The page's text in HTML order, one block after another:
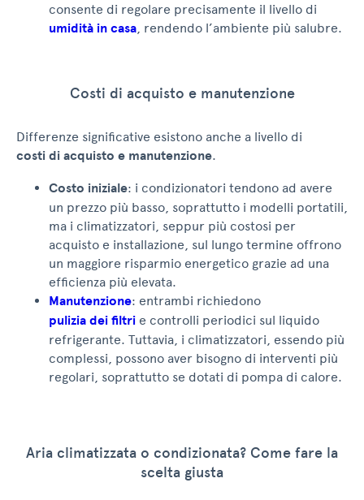
consente di regolare precisamente il livello di
umidità in casa, rendendo l’ambiente più salubre.
Costi di acquisto e manutenzione
Differenze significative esistono anche a livello di
costi di acquisto e manutenzione.
Costo iniziale: i condizionatori tendono ad avere
un prezzo più basso, soprattutto i modelli portatili,
ma i climatizzatori, seppur più costosi per
acquisto e installazione, sul lungo termine offrono
un maggiore risparmio energetico grazie ad una
efficienza più elevata.
Manutenzione: entrambi richiedono
pulizia dei filtri e controlli periodici sul liquido
refrigerante. Tuttavia, i climatizzatori, essendo più
complessi, possono aver bisogno di interventi più
regolari, soprattutto se dotati di pompa di calore.
Aria climatizzata o condizionata? Come fare la
scelta giusta